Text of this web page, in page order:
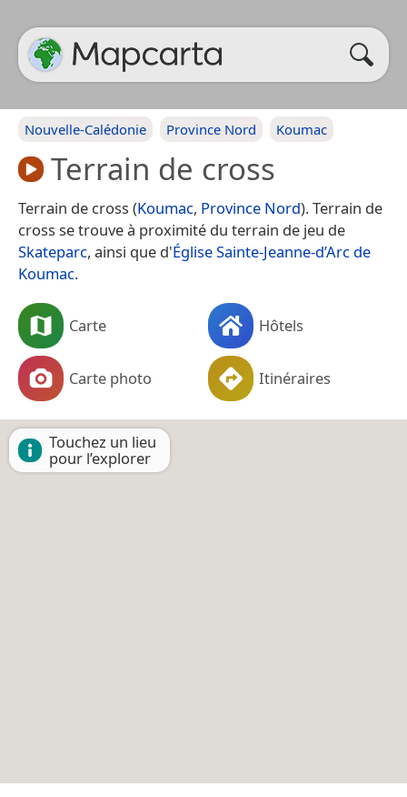
Nouvelle-Calédonie Province Nord Koumac
Terrain de cross
Terrain de cross (Koumac, Province Nord). Terrain de
cross se trouve à proximité du terrain de jeu de
Skateparc, ainsi que d'Église Sainte-Jeanne-d’Arc de
Koumac.
Carte Hôtels
Carte photo Itinéraires
Touchez un lieu
pour l’explorer